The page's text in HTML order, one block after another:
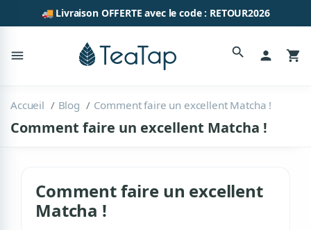
🚚 Livraison OFFERTE avec le code : RETOUR2026
menu search person shopping_cart
Accueil Blog Comment faire un excellent Matcha !
Comment faire un excellent Matcha !
Comment faire un excellent
Matcha !